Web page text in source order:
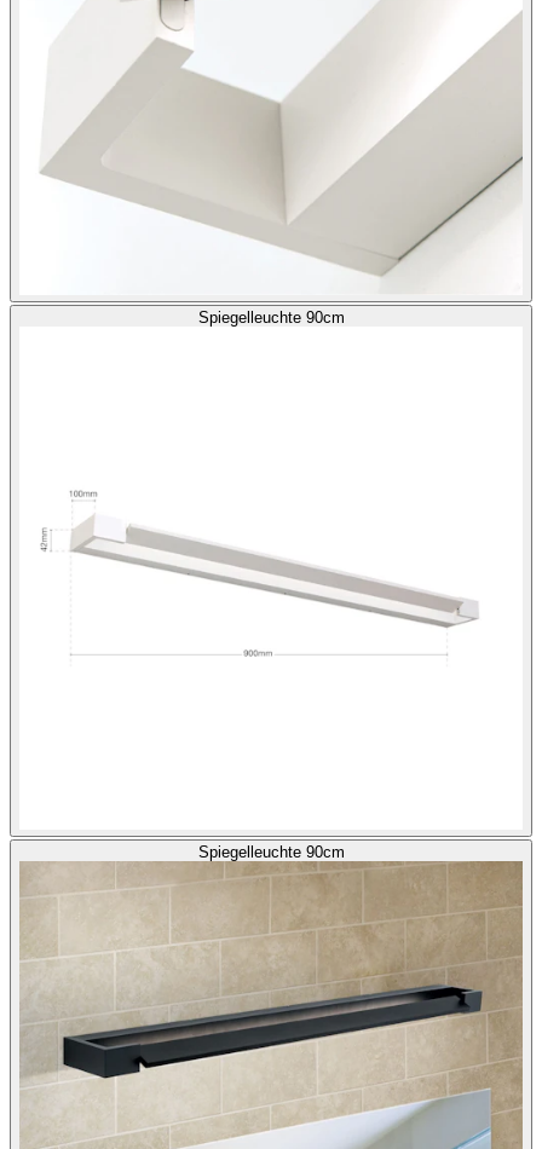
Spiegelleuchte 90cm
Spiegelleuchte 90cm